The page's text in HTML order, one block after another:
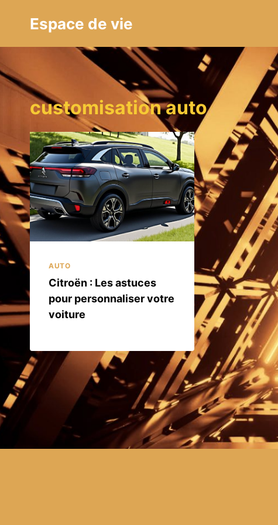
Espace de vie
customisation auto
AUTO
Citroën : Les astuces
pour personnaliser votre
voiture